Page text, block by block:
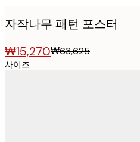
자작나무 패턴 포스터
₩15,270₩63,625
사이즈